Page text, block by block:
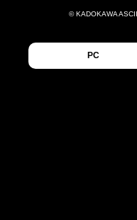
© KADOKAWA
PC